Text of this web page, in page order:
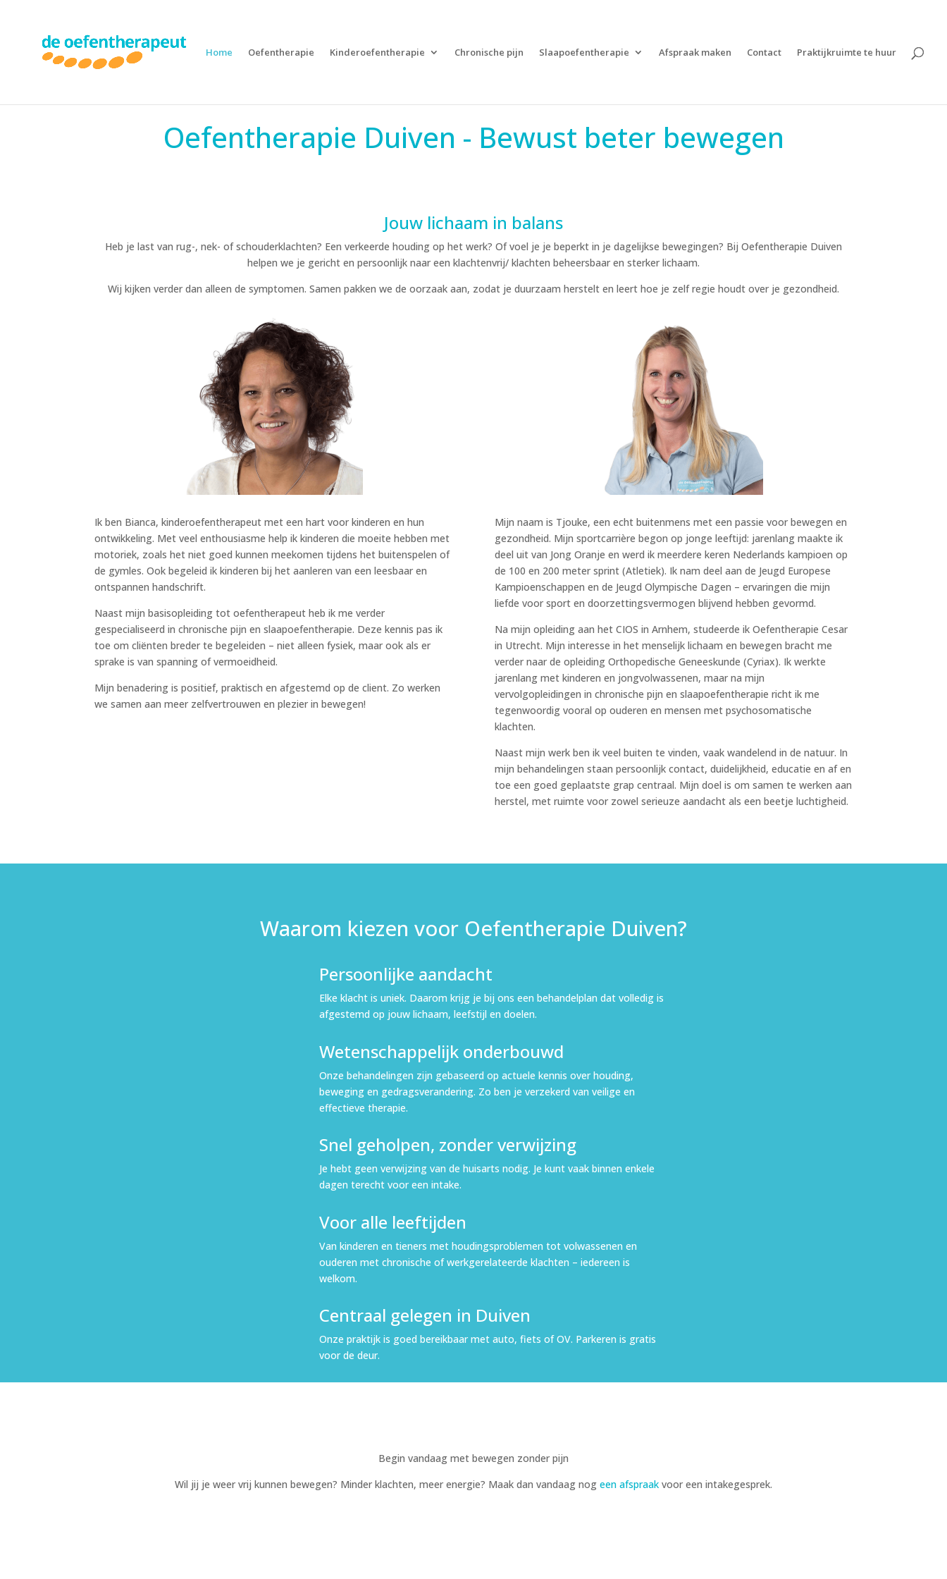
Home Oefentherapie Kinderoefentherapie Chronische pijn Slaapoefentherapie Afspraak maken Contact Praktijkruimte te huur
Oefentherapie Duiven - Bewust beter bewegen
Jouw lichaam in balans
Heb je last van rug-, nek- of schouderklachten? Een verkeerde houding op het werk? Of voel je je beperkt in je dagelijkse bewegingen? Bij Oefentherapie Duiven
helpen we je gericht en persoonlijk naar een klachtenvrij/ klachten beheersbaar en sterker lichaam.
Wij kijken verder dan alleen de symptomen. Samen pakken we de oorzaak aan, zodat je duurzaam herstelt en leert hoe je zelf regie houdt over je gezondheid.
Ik ben Bianca, kinderoefentherapeut met een hart voor kinderen en hun
ontwikkeling. Met veel enthousiasme help ik kinderen die moeite hebben met
motoriek, zoals het niet goed kunnen meekomen tijdens het buitenspelen of
de gymles. Ook begeleid ik kinderen bij het aanleren van een leesbaar en
ontspannen handschrift.
Naast mijn basisopleiding tot oefentherapeut heb ik me verder
gespecialiseerd in chronische pijn en slaapoefentherapie. Deze kennis pas ik
toe om cliënten breder te begeleiden – niet alleen fysiek, maar ook als er
sprake is van spanning of vermoeidheid.
Mijn benadering is positief, praktisch en afgestemd op de client. Zo werken
we samen aan meer zelfvertrouwen en plezier in bewegen!
Mijn naam is Tjouke, een echt buitenmens met een passie voor bewegen en
gezondheid. Mijn sportcarrière begon op jonge leeftijd: jarenlang maakte ik
deel uit van Jong Oranje en werd ik meerdere keren Nederlands kampioen op
de 100 en 200 meter sprint (Atletiek). Ik nam deel aan de Jeugd Europese
Kampioenschappen en de Jeugd Olympische Dagen – ervaringen die mijn
liefde voor sport en doorzettingsvermogen blijvend hebben gevormd.
Na mijn opleiding aan het CIOS in Arnhem, studeerde ik Oefentherapie Cesar
in Utrecht. Mijn interesse in het menselijk lichaam en bewegen bracht me
verder naar de opleiding Orthopedische Geneeskunde (Cyriax). Ik werkte
jarenlang met kinderen en jongvolwassenen, maar na mijn
vervolgopleidingen in chronische pijn en slaapoefentherapie richt ik me
tegenwoordig vooral op ouderen en mensen met psychosomatische
klachten.
Naast mijn werk ben ik veel buiten te vinden, vaak wandelend in de natuur. In
mijn behandelingen staan persoonlijk contact, duidelijkheid, educatie en af en
toe een goed geplaatste grap centraal. Mijn doel is om samen te werken aan
herstel, met ruimte voor zowel serieuze aandacht als een beetje luchtigheid.
Waarom kiezen voor Oefentherapie Duiven?
Persoonlijke aandacht
Elke klacht is uniek. Daarom krijg je bij ons een behandelplan dat volledig is
afgestemd op jouw lichaam, leefstijl en doelen.
Wetenschappelijk onderbouwd
Onze behandelingen zijn gebaseerd op actuele kennis over houding,
beweging en gedragsverandering. Zo ben je verzekerd van veilige en
effectieve therapie.
Snel geholpen, zonder verwijzing
Je hebt geen verwijzing van de huisarts nodig. Je kunt vaak binnen enkele
dagen terecht voor een intake.
Voor alle leeftijden
Van kinderen en tieners met houdingsproblemen tot volwassenen en
ouderen met chronische of werkgerelateerde klachten – iedereen is
welkom.
Centraal gelegen in Duiven
Onze praktijk is goed bereikbaar met auto, fiets of OV. Parkeren is gratis
voor de deur.
Begin vandaag met bewegen zonder pijn
Wil jij je weer vrij kunnen bewegen? Minder klachten, meer energie? Maak dan vandaag nog een afspraak voor een intakegesprek.